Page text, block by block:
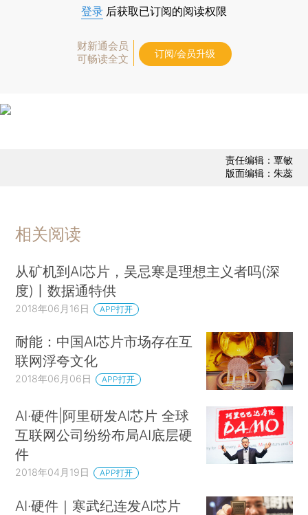
登录 后获取已订阅的阅读权限
财新通会员
可畅读全文
订阅/会员升级
责任编辑：覃敏
版面编辑：朱蕊
相关阅读
从矿机到AI芯片，吴忌寒是理想主义者吗(深
度)丨数据通特供
2018年06月16日 APP打开
耐能：中国AI芯片市场存在互
联网浮夸文化
2018年06月06日 APP打开
AI·硬件|阿里研发AI芯片 全球
互联网公司纷纷布局AI底层硬
件
2018年04月19日 APP打开
AI·硬件｜寒武纪连发AI芯片